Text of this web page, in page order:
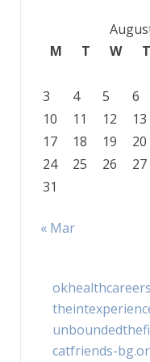
M
T W T
3
4 5 6
10
11 12 13
17
18 19 20
24
25 26 27
31
« Mar
catfriends-